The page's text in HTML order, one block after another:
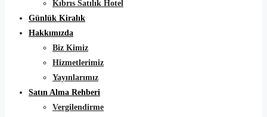
Kıbrıs Satılık Hotel
Günlük Kiralık
Hakkımızda
Biz Kimiz
Hizmetlerimiz
Yayınlarımız
Satın Alma Rehberi
Vergilendirme